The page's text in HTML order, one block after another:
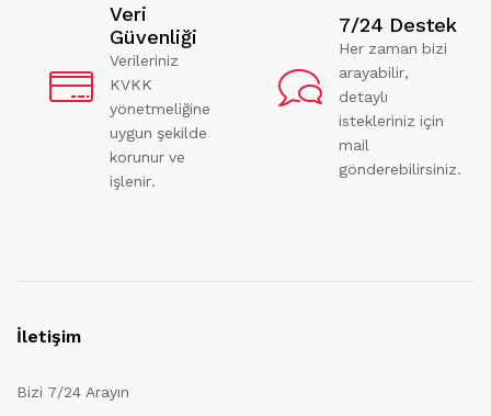
Veri
Güvenliği
Verileriniz
KVKK
yönetmeliğine
uygun şekilde
korunur ve
işlenir.
7/24 Destek
Her zaman bizi
arayabilir,
detaylı
istekleriniz için
mail
gönderebilirsiniz.
İletişim
Bizi 7/24 Arayın